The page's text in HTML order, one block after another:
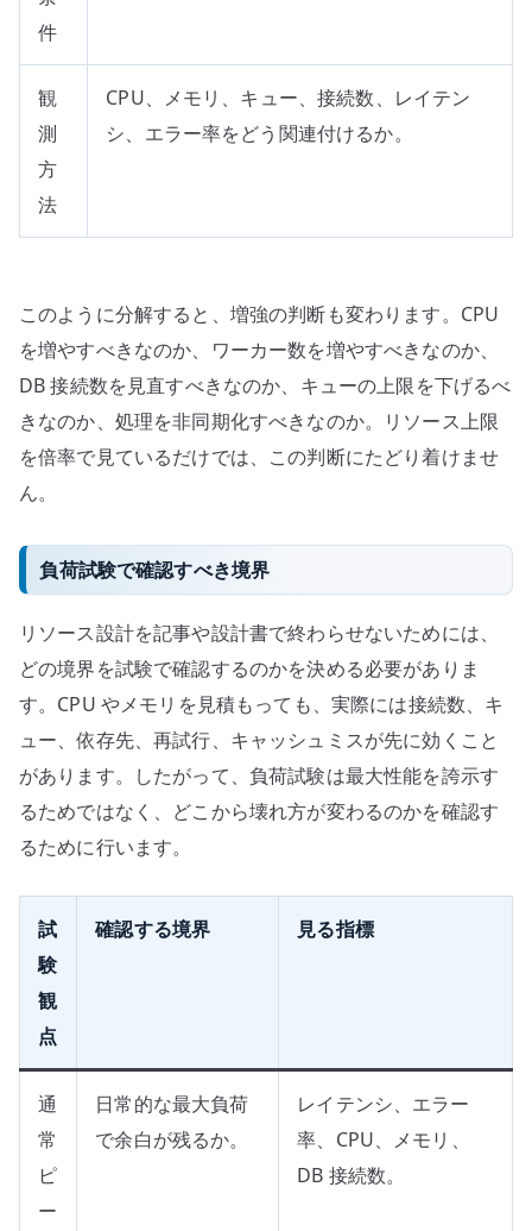
件
観
測
方
法
CPU、メモリ、キュー、接続数、レイテン
シ、エラー率をどう関連付けるか。
このように分解すると、増強の判断も変わります。CPU
を増やすべきなのか、ワーカー数を増やすべきなのか、
DB 接続数を見直すべきなのか、キューの上限を下げるべ
きなのか、処理を非同期化すべきなのか。リソース上限
を倍率で見ているだけでは、この判断にたどり着けませ
ん。
負荷試験で確認すべき境界
リソース設計を記事や設計書で終わらせないためには、
どの境界を試験で確認するのかを決める必要がありま
す。CPU やメモリを見積もっても、実際には接続数、キ
ュー、依存先、再試行、キャッシュミスが先に効くこと
があります。したがって、負荷試験は最大性能を誇示す
るためではなく、どこから壊れ方が変わるのかを確認す
るために行います。
試
験
観
点
確認する境界 見る指標
通
常
ピ
ー
日常的な最大負荷
で余白が残るか。
レイテンシ、エラー
率、CPU、メモリ、
DB 接続数。